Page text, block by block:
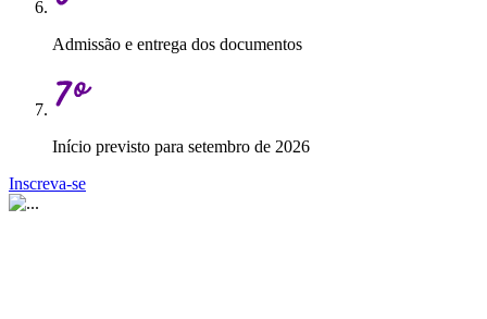
Admissão e entrega dos documentos
Início previsto para setembro de 2026
Inscreva-se